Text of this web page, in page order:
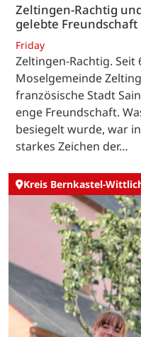
Zeltingen-Rachtig
gelebte
Friday
Zeltingen-Rachtig. Seit
Moselgemeinde
französische Stadt
enge Freundschaft.
besiegelt wurde, war
starkes Zeichen der…
Kreis Bernkastel-